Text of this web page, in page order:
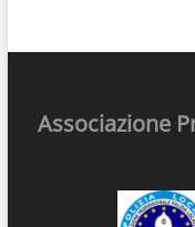
Associazione